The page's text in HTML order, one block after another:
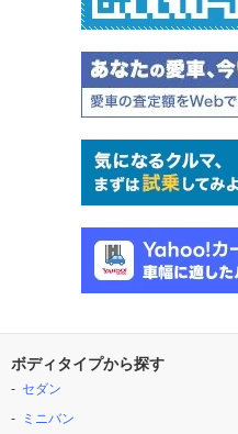
ボディタイプから探す
セダン
ミニバン